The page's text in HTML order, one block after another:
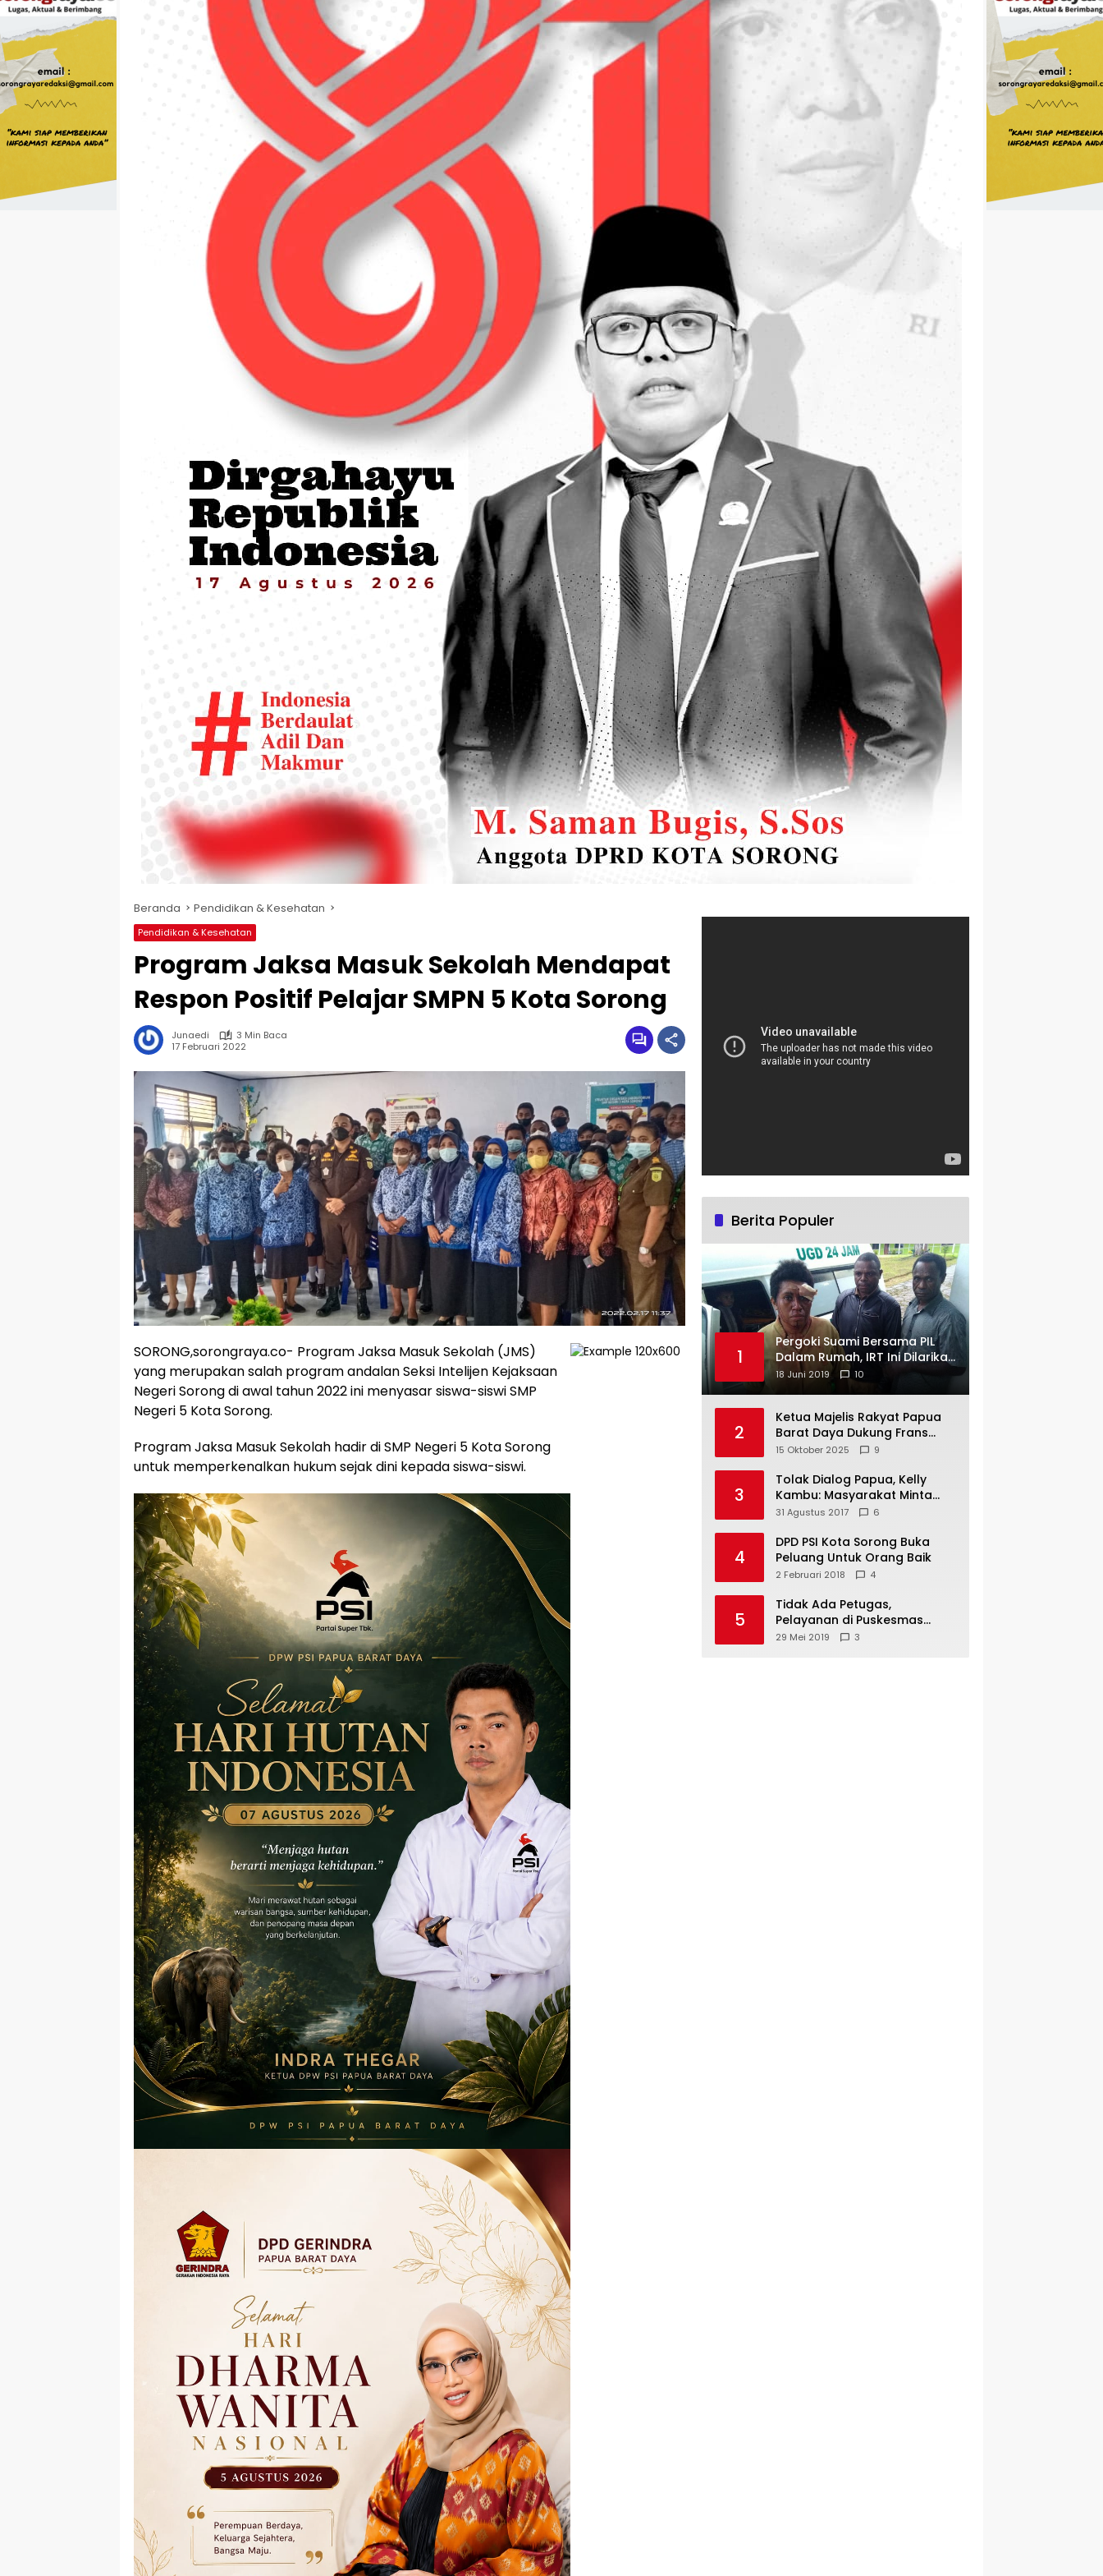
Beranda Pendidikan & Kesehatan
Pendidikan & Kesehatan
Program Jaksa Masuk Sekolah Mendapat
Respon Positif Pelajar SMPN 5 Kota Sorong
Junaedi
3 Min Baca
17 Februari 2022
SORONG,sorongraya.co- Program Jaksa Masuk Sekolah (JMS)
yang merupakan salah program andalan Seksi Intelijen Kejaksaan
Negeri Sorong di awal tahun 2022 ini menyasar siswa-siswi SMP
Negeri 5 Kota Sorong.
Program Jaksa Masuk Sekolah hadir di SMP Negeri 5 Kota Sorong
untuk memperkenalkan hukum sejak dini kepada siswa-siswi.
Berita Populer
1
Pergoki Suami Bersama PIL
Dalam Rumah, IRT Ini Dilarikan
ke RS
18 Juni 2019 10
2
Ketua Majelis Rakyat Papua
Barat Daya Dukung Frans
Pigome Sebagai Presidir PT
15 Oktober 2025 9
3
Tolak Dialog Papua, Kelly
Kambu: Masyarakat Minta
Pemekaran
31 Agustus 2017 6
4
DPD PSI Kota Sorong Buka
Peluang Untuk Orang Baik
2 Februari 2018 4
5
Tidak Ada Petugas,
Pelayanan di Puskesmas
Mare-Maybrat Lumpuh
29 Mei 2019 3